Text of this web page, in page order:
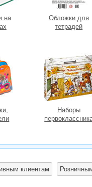
на
Обложки для
тетрадей
Наборы
клиентам